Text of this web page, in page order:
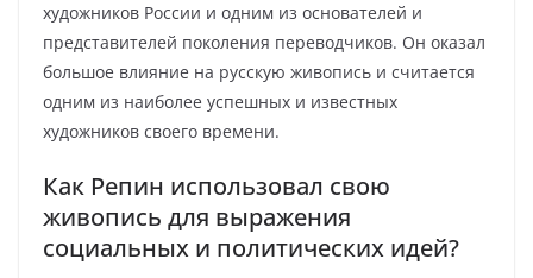
художников России и одним из основателей и
представителей поколения переводчиков. Он оказал
большое влияние на русскую живопись и считается
одним из наиболее успешных и известных
художников своего времени.
Как Репин использовал свою
живопись для выражения
социальных и политических идей?